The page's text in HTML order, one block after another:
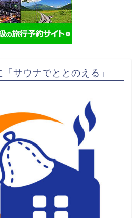
サウナでととのえる」